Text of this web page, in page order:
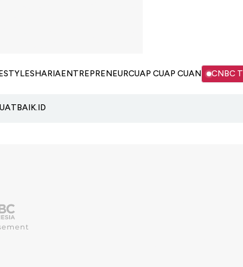
SHARIAENTREPRENEURCUAP CUAP CUAN CNBC